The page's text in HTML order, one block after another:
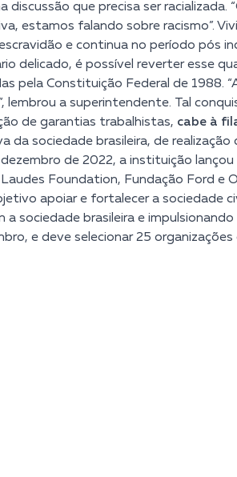
discussão que precisa ser
estamos falando sobre racismo”.
e continua no período pós
delicado, é possível reverter esse
pela Constituição Federal de
a superintendente. Tal
de garantias trabalhistas, cabe à
da sociedade brasileira, de
dezembro de 2022, a instituição
Foundation, Fundação Ford
apoiar e fortalecer a sociedade
sociedade brasileira e
e deve selecionar 25